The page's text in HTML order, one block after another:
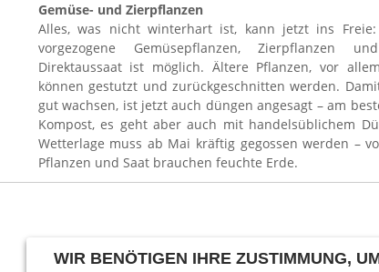
Gemüse- und Zierpflanzen
Alles, was nicht winterhart ist, kann jetzt ins Freie:
vorgezogene Gemüsepflanzen, Zierpflanzen
Direktaussaat ist möglich. Ältere Pflanzen, vor
können gestutzt und zurückgeschnitten werden.
gut wachsen, ist jetzt auch düngen angesagt – am
Kompost, es geht aber auch mit handelsüblichem
Wetterlage muss ab Mai kräftig gegossen werden –
Pflanzen und Saat brauchen feuchte Erde.
WIR BENÖTIGEN IHRE ZUSTIMMUNG,